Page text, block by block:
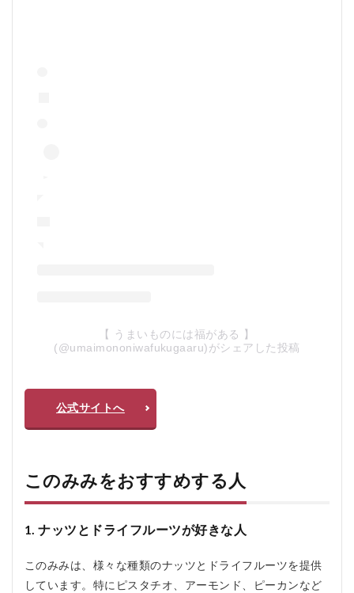
【 うまいものには福がある 】
(@umaimononiwafukugaaru)がシェアした投稿
公式サイトへ
このみみをおすすめする人
1. ナッツとドライフルーツが好きな人
このみみは、様々な種類のナッツとドライフルーツを提供
しています。特にピスタチオ、アーモンド、ピーカンなど